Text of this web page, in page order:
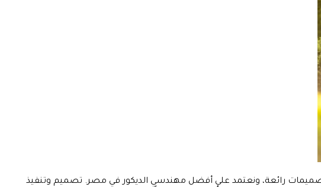
رائعة، ونعتمد على أفضل مهندسي الديكور في مصر. تصميم وتنفيذ